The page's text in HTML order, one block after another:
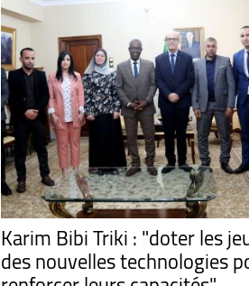
Karim Bibi Triki : "doter les
des nouvelles technologies